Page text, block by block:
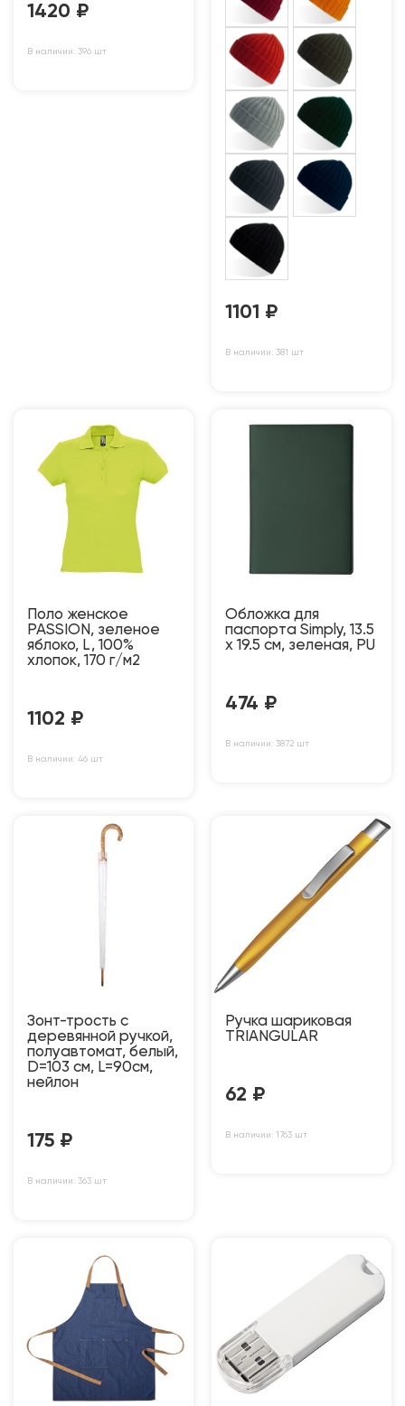
1420 ₽
В наличии: 396 шт
1101 ₽
В наличии: 381 шт
Поло женское
PASSION, зеленое
яблоко, L, 100%
хлопок, 170 г/м2
1102 ₽
В наличии: 46 шт
Обложка для
паспорта Simply, 13.5
х 19.5 см, зеленая, PU
474 ₽
В наличии: 3872 шт
Зонт-трость с
деревянной ручкой,
полуавтомат, белый,
D=103 см, L=90см,
нейлон
175 ₽
В наличии: 363 шт
Ручка шариковая
TRIANGULAR
62 ₽
В наличии: 1763 шт